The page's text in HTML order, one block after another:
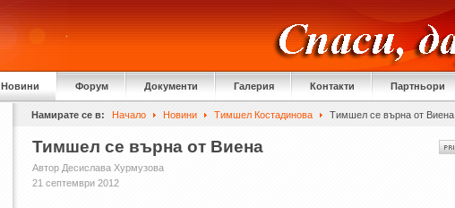
Новини Форум Документи Галерия Контакти Партньори
Намирате се в: Начало Новини Тимшел Костадинова Тимшел се върна от Виена
Тимшел се върна от Виена
Автор Десислава Хурмузова
21 септември 2012